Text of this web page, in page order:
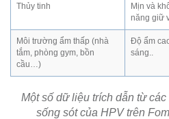
Thủy tinh
Mịn và
năng giữ
Môi trường ẩm thấp (nhà
tắm, phòng gym, bồn
cầu…)
Độ ẩm
sáng..
Một số dữ liệu trích dẫn từ
sống sót của HPV trên